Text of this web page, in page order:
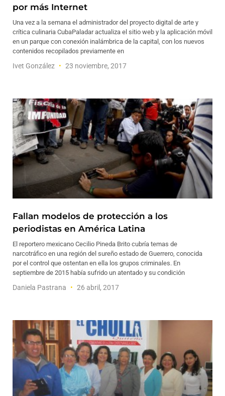
por más Internet
Una vez a la semana el administrador del proyecto digital de arte y
crítica culinaria CubaPaladar actualiza el sitio web y la aplicación móvil
en un parque con conexión inalámbrica de la capital, con los nuevos
contenidos recopilados previamente en
Ivet González 23 noviembre, 2017
Fallan modelos de protección a los
periodistas en América Latina
El reportero mexicano Cecilio Pineda Brito cubría temas de
narcotráfico en una región del sureño estado de Guerrero, conocida
por el control que ostentan en ella los grupos criminales. En
septiembre de 2015 había sufrido un atentado y su condición
Daniela Pastrana 26 abril, 2017